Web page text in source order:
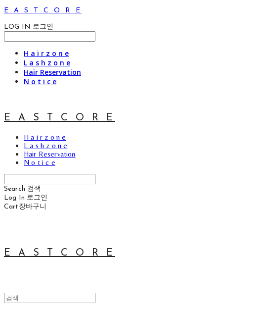
E A S T C O R E
LOG IN 로그인
H a i r z o n e
L a s h z o n e
Hair Reservation
N o t i c e
E A S T C O R E
H a i r z o n e
L a s h z o n e
Hair Reservation
N o t i c e
Search 검색
Log In 로그인
Cart 장바구니
E A S T C O R E